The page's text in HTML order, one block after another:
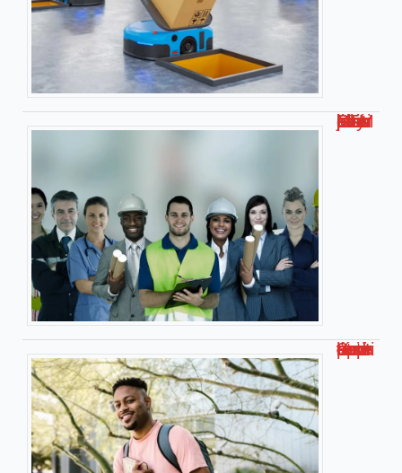
Métier bien payé bac STMG – Les jobs les plus rémunérateurs
Smart université : l’université connectée pour apprendre autrement